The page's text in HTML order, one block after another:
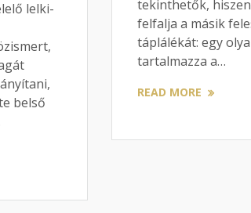
tekinthetők,
felfalja a másik
táplálékát: egy
tartalmazza a…
READ MORE
lelki-
belső